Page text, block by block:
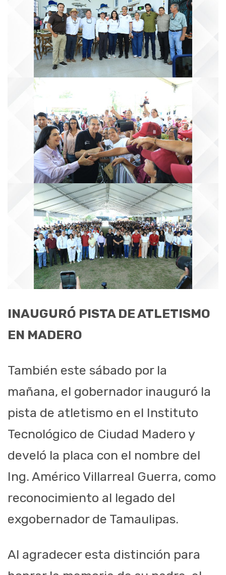
INAUGURÓ PISTA DE ATLETISMO
EN MADERO
También este sábado por la
mañana, el gobernador inauguró la
pista de atletismo en el Instituto
Tecnológico de Ciudad Madero y
develó la placa con el nombre del
Ing. Américo Villarreal Guerra, como
reconocimiento al legado del
exgobernador de Tamaulipas.
Al agradecer esta distinción para